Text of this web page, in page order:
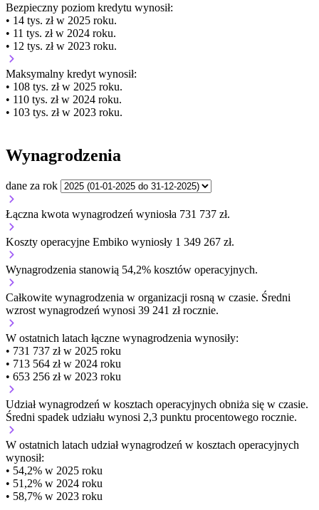
Bezpieczny poziom kredytu wynosił:
• 14 tys. zł w 2025 roku.
• 11 tys. zł w 2024 roku.
• 12 tys. zł w 2023 roku.
Maksymalny kredyt wynosił:
• 108 tys. zł w 2025 roku.
• 110 tys. zł w 2024 roku.
• 103 tys. zł w 2023 roku.
Wynagrodzenia
dane za rok
Łączna kwota wynagrodzeń wyniosła 731 737 zł.
Koszty operacyjne Embiko wyniosły 1 349 267 zł.
Wynagrodzenia stanowią 54,2% kosztów operacyjnych.
Całkowite wynagrodzenia w organizacji rosną w czasie. Średni
wzrost wynagrodzeń wynosi 39 241 zł rocznie.
W ostatnich latach łączne wynagrodzenia wynosiły:
• 731 737 zł w 2025 roku
• 713 564 zł w 2024 roku
• 653 256 zł w 2023 roku
Udział wynagrodzeń w kosztach operacyjnych obniża się w czasie.
Średni spadek udziału wynosi 2,3 punktu procentowego rocznie.
W ostatnich latach udział wynagrodzeń w kosztach operacyjnych
wynosił:
• 54,2% w 2025 roku
• 51,2% w 2024 roku
• 58,7% w 2023 roku